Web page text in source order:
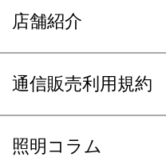
店舗紹介
通信販売利用規約
照明コラム